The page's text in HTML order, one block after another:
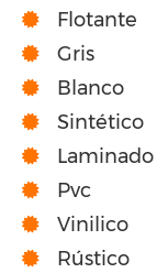
Flotante
Gris
Blanco
Sintético
Laminado
Pvc
Vinilico
Rústico